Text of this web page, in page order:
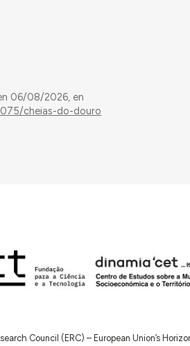
06/08/2026, en
cheias-do-douro
Council (ERC) – European Union’s